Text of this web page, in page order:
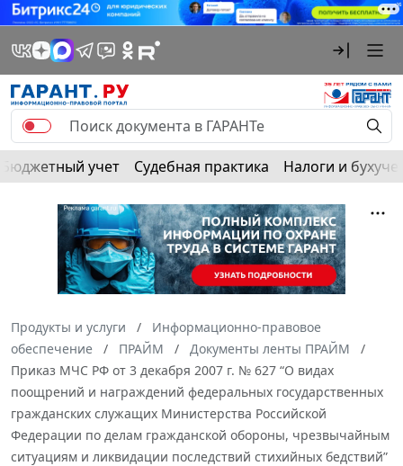
Бюджетный учет Судебная практика Налоги и
Продукты и услуги
Информационно-правовое
обеспечение
ПРАЙМ
Документы ленты ПРАЙМ
Приказ МЧС РФ от 3 декабря 2007 г. № 627 “О видах
поощрений и награждений федеральных государственных
гражданских служащих Министерства Российской
Федерации по делам гражданской обороны, чрезвычайным
ситуациям и ликвидации последствий стихийных бедствий”